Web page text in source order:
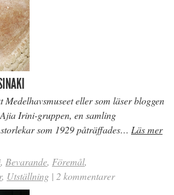
Medelhavsmuseet eller som läser bloggen
Irini-gruppen, en samling
som 1929 påträffades… Läs mer
, Bevarande, Föremål,
, Utställning | 2 kommentarer